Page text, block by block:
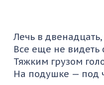
Лечь в
Все еще не видеть
Тяжким грузом
На подушке — под